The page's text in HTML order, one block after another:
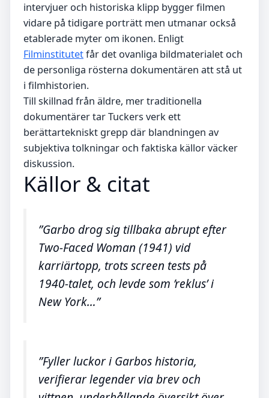
intervjuer och historiska klipp bygger filmen
vidare på tidigare porträtt men utmanar också
etablerade myter om ikonen. Enligt
Filminstitutetfår det ovanliga bildmaterialet och
de personliga rösterna dokumentären att stå ut
i filmhistorien.
Till skillnad från äldre, mer traditionella
dokumentärer tar Tuckers verk ett
berättartekniskt grepp där blandningen av
subjektiva tolkningar och faktiska källor väcker
diskussion.
Källor & citat
”Garbo drog sig tillbaka abrupt efter
Two-Faced Woman (1941) vid
karriärtopp, trots screen tests på
1940-talet, och levde som ’reklus’ i
New York…”
”Fyller luckor i Garbos historia,
verifierar legender via brev och